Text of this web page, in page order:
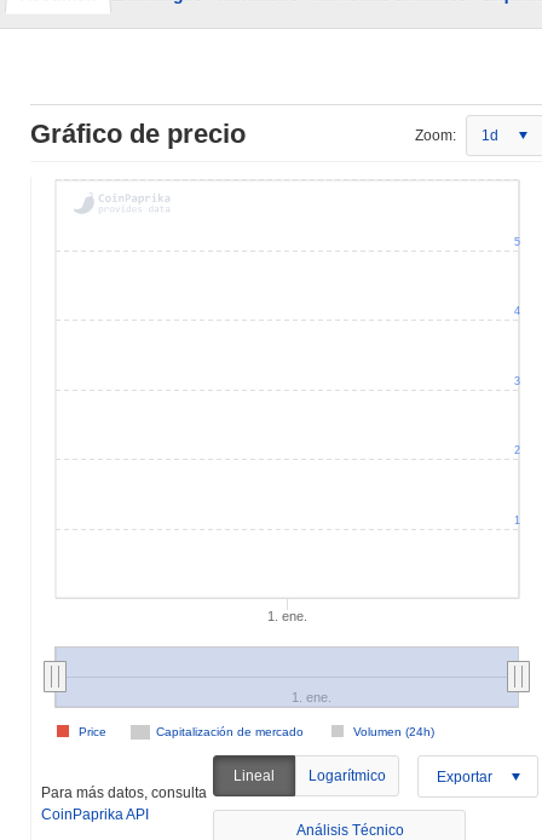
Gráfico de precio Zoom: 1d
1. ene.
Capitalización de mercado Volumen (24h)
Price
1. ene.
1
2
3
4
5
Para más datos, consulta
CoinPaprika API
Lineal Logarítmico Exportar
Análisis Técnico